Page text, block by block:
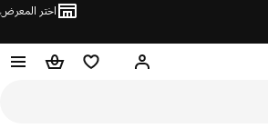
اختر المعرض
مرحبًا! سجل الدخول
قائمة المفضلةسلة التسوق